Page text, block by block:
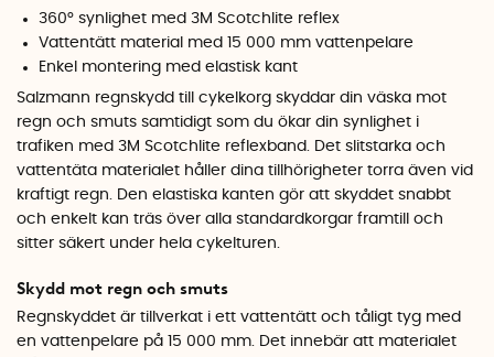
360° synlighet med 3M Scotchlite reflex
Vattentätt material med 15 000 mm vattenpelare
Enkel montering med elastisk kant
Salzmann regnskydd till cykelkorg skyddar din väska mot
regn och smuts samtidigt som du ökar din synlighet i
trafiken med 3M Scotchlite reflexband. Det slitstarka och
vattentäta materialet håller dina tillhörigheter torra även vid
kraftigt regn. Den elastiska kanten gör att skyddet snabbt
och enkelt kan träs över alla standardkorgar framtill och
sitter säkert under hela cykelturen.
Skydd mot regn och smuts
Regnskyddet är tillverkat i ett vattentätt och tåligt tyg med
en vattenpelare på 15 000 mm. Det innebär att materialet